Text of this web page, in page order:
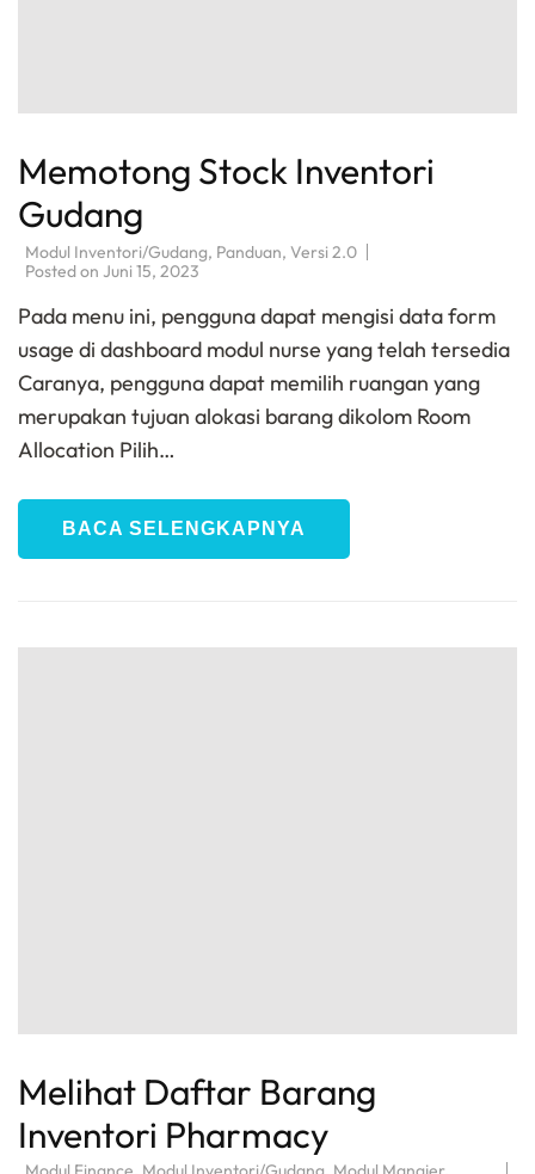
Memotong Stock Inventori
Gudang
Modul Inventori/Gudang, Panduan, Versi 2.0
Posted on Juni 15, 2023
Pada menu ini, pengguna dapat mengisi data form
usage di dashboard modul nurse yang telah tersedia
Caranya, pengguna dapat memilih ruangan yang
merupakan tujuan alokasi barang dikolom Room
Allocation Pilih…
BACA SELENGKAPNYA
Melihat Daftar Barang
Inventori Pharmacy